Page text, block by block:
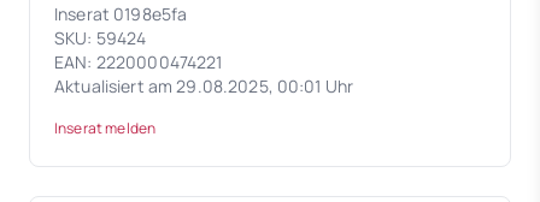
Inserat 0198e5fa
SKU: 59424
EAN: 2220000474221
Aktualisiert am 29.08.2025, 00:01 Uhr
Inserat melden